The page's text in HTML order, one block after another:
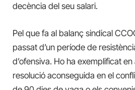
decència del seu salari.
Pel que fa al balanç sindical
passat d’un període de
d’ofensiva. Ho ha exemplificat
resolució aconseguida en el